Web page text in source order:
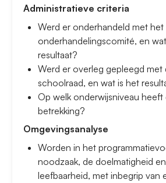
Administratieve criteria
Werd er onderhandeld met het
onderhandelingscomité, en
resultaat?
Werd er overleg gepleegd met
schoolraad, en wat is het
Op welk onderwijsniveau
betrekking?
Omgevingsanalyse
Worden in het
noodzaak, de doelmatigheid
leefbaarheid, met inbegrip van